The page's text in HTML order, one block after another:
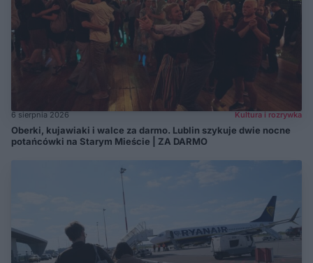
6 sierpnia 2026 Kultura i rozrywka
Oberki, kujawiaki i walce za darmo. Lublin szykuje dwie nocne
potańcówki na Starym Mieście | ZA DARMO